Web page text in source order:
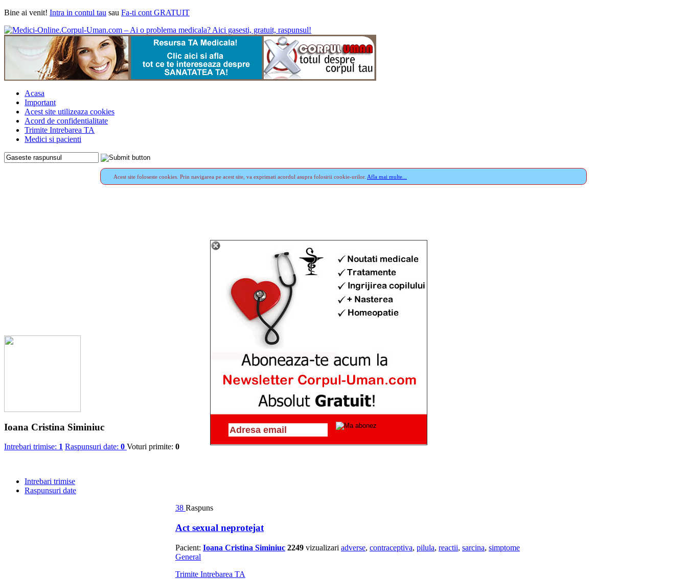
Bine ai venit! Intra in contul tau sau Fa-ti cont GRATUIT
Acasa
Important
Acest site utilizeaza cookies
Acord de confidentialitate
Trimite Intrebarea TA
Medici si pacienti
Acest site foloseste cookies. Prin navigarea pe acest site, va exprimati acordul asupra folosirii cookie-urilor. Afla mai multe...
Ioana Cristina Siminiuc
Intrebari trimise: 1 Raspunsuri date: 0 Voturi primite: 0
Intrebari trimise
Raspunsuri date
38 Raspuns
Act sexual neprotejat
Pacient: Ioana Cristina Siminiuc 2249 vizualizari adverse, contraceptiva, pilula, reactii, sarcina, simptome
General
Trimite Intrebarea TA